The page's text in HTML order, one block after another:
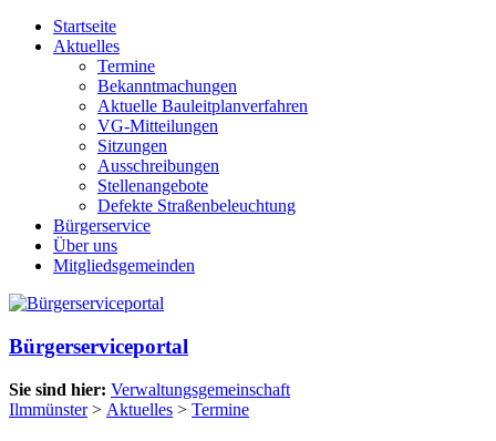
Startseite
Aktuelles
Termine
Bekanntmachungen
Aktuelle Bauleitplanverfahren
VG-Mitteilungen
Sitzungen
Ausschreibungen
Stellenangebote
Defekte Straßenbeleuchtung
Bürgerservice
Über uns
Mitgliedsgemeinden
Bürgerserviceportal
Sie sind hier: Verwaltungsgemeinschaft
Ilmmünster> Aktuelles > Termine